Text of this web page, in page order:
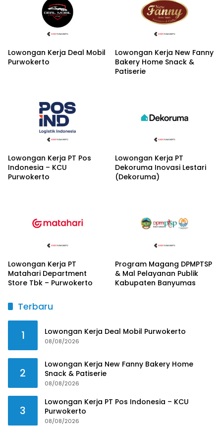
Lowongan Kerja Deal Mobil
Purwokerto
Lowongan Kerja New Fanny
Bakery Home Snack &
Patiserie
Lowongan Kerja PT Pos
Indonesia – KCU
Purwokerto
Lowongan Kerja PT
Dekoruma Inovasi Lestari
(Dekoruma)
Lowongan Kerja PT
Matahari Department
Store Tbk – Purwokerto
Program Magang DPMPTSP
& Mal Pelayanan Publik
Kabupaten Banyumas
Terbaru
1 Lowongan Kerja Deal Mobil Purwokerto
08/08/2026
2
Lowongan Kerja New Fanny Bakery Home
Snack & Patiserie
08/08/2026
3
Lowongan Kerja PT Pos Indonesia – KCU
Purwokerto
08/08/2026